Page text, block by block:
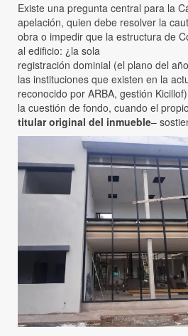
Existe una pregunta central para la
apelación, quien debe resolver la
obra o impedir que la estructura de
al edificio: ¿la sola
registración dominial (el plano del
las instituciones que existen en la
reconocido por ARBA, gestión
la cuestión de fondo, cuando el
titular original del inmueble–